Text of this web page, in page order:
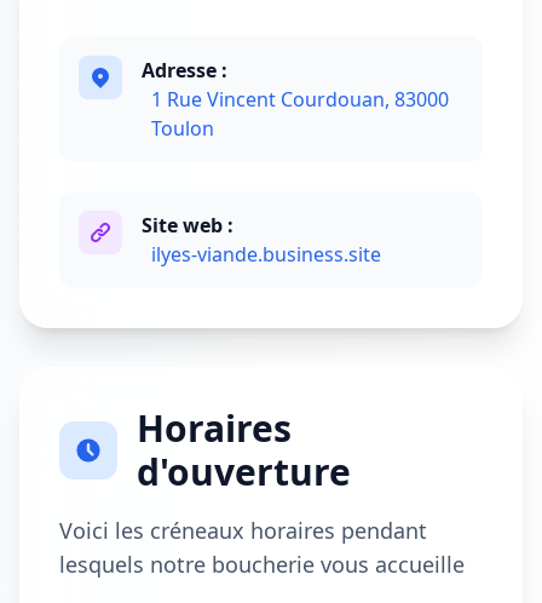
Adresse :
1 Rue Vincent Courdouan, 83000
Toulon
Site web :
ilyes-viande.business.site
Horaires
d'ouverture
Voici les créneaux horaires pendant
lesquels notre boucherie vous accueille